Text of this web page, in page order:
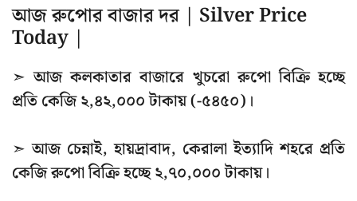
আজ রুপোর বাজার দর | Silver Price
Today |
➣ আজ কলকাতার বাজারে খুচরো রুপো বিক্রি হচ্ছে
প্রতি কেজি ২,৪২,০০০ টাকায় (-৫৪৫০)।
➣ আজ চেন্নাই, হায়দ্রাবাদ, কেরালা ইত্যাদি শহরে প্রতি
কেজি রুপো বিক্রি হচ্ছে ২,৭০,০০০ টাকায়।